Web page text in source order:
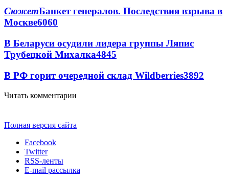
СюжетБанкет генералов. Последствия взрыва в
Москве6060
В Беларуси осудили лидера группы Ляпис
Трубецкой Михалка4845
В РФ горит очередной склад Wildberries3892
Читать комментарии
Полная версия сайта
Facebook
Twitter
RSS-ленты
E-mail рассылка